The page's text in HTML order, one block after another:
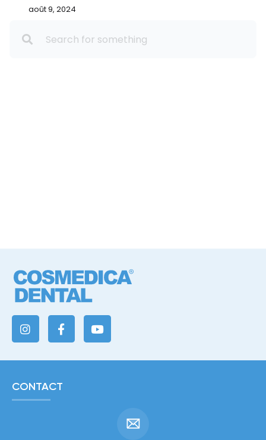
août 9, 2024
CONTACT